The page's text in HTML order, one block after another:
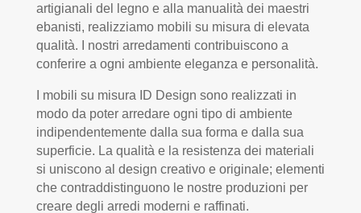
artigianali del legno e alla manualità dei maestri
ebanisti, realizziamo mobili su misura di elevata
qualità. I nostri arredamenti contribuiscono a
conferire a ogni ambiente eleganza e personalità.
I mobili su misura ID Design sono realizzati in
modo da poter arredare ogni tipo di ambiente
indipendentemente dalla sua forma e dalla sua
superficie. La qualità e la resistenza dei materiali
si uniscono al design creativo e originale; elementi
che contraddistinguono le nostre produzioni per
creare degli arredi moderni e raffinati.